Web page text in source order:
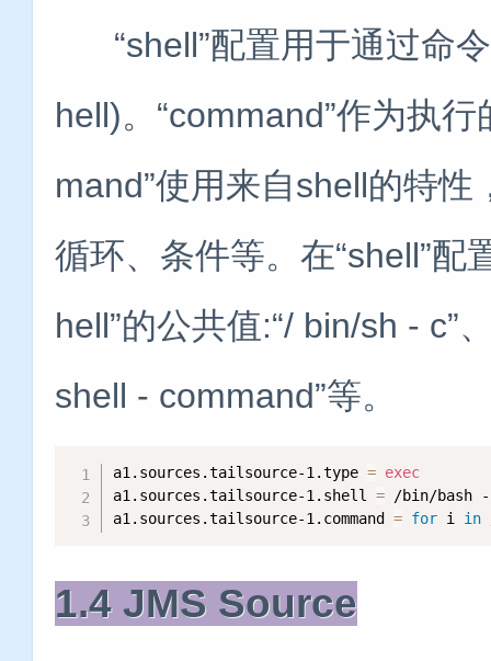
“shell”配置用于通过命令
hell)。“command”作为执
mand”使用来自shell的特
循环、条件等。在“shell”配
hell”的公共值:“/ bin/sh - c”
shell - command”等。
a1.sources.tailsource-1.type = exec
a1.sources.tailsource-1.shell = /bin/bash
a1.sources.tailsource-1.command = for i in
1.4 JMS Source